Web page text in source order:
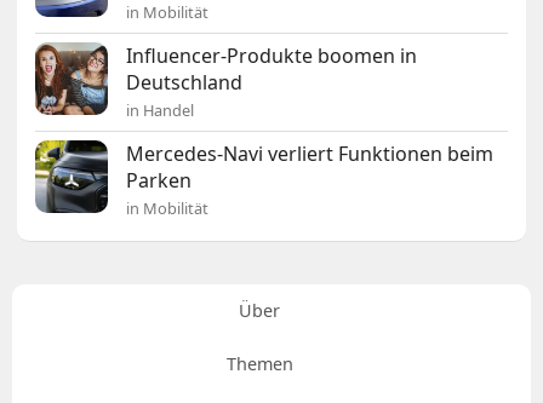
in Mobilität
Influencer-Produkte boomen in
Deutschland
in Handel
Mercedes-Navi verliert Funktionen beim
Parken
in Mobilität
Über
Themen